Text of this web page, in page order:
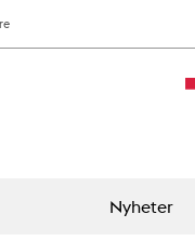
Nyheter